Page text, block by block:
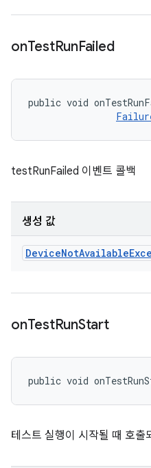
onTestRunFailed
public void
testRunFailed 이벤트 콜백
생성 값
DeviceNotAvailable
onTestRunStart
public void
테스트 실행이 시작될 때 호출